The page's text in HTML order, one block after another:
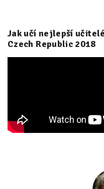
Jak učí nejlepší
Czech Republic 2018